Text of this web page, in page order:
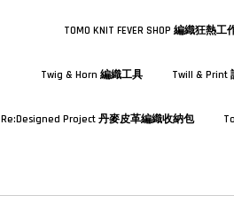
TOMO KNIT FEVER SHOP 編織狂熱工
Twig & Horn 編織工具 Twill & Print
Re:Designed Project 丹麥皮革編織收納包